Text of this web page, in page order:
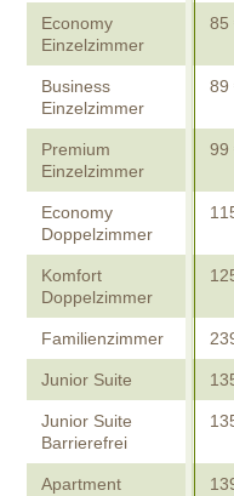
Economy
Einzelzimmer
85
Business
Einzelzimmer
89
Premium
Einzelzimmer
99
Economy
Doppelzimmer
Komfort
Doppelzimmer
Familienzimmer
Junior Suite
Junior Suite
Barrierefrei
Apartment